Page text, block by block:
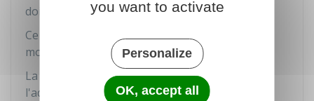
doit vous en avertir.
Ce délai supplémentaire est au maximum de 3
mois.
La situation dépend ensuite de la réponse de
l'administration :
you want to activate
Personalize
OK, accept all